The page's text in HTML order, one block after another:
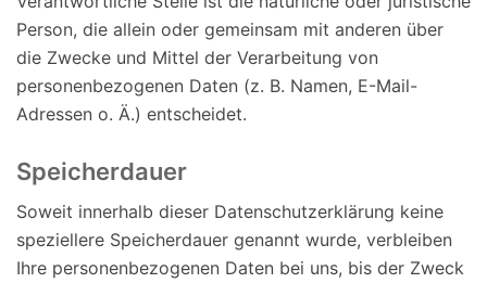
Person, die allein oder gemeinsam mit anderen über
die Zwecke und Mittel der Verarbeitung von
personenbezogenen Daten (z. B. Namen, E-Mail-
Adressen o. Ä.) entscheidet.
Speicherdauer
Soweit innerhalb dieser Datenschutzerklärung keine
speziellere Speicherdauer genannt wurde, verbleiben
Ihre personenbezogenen Daten bei uns, bis der Zweck